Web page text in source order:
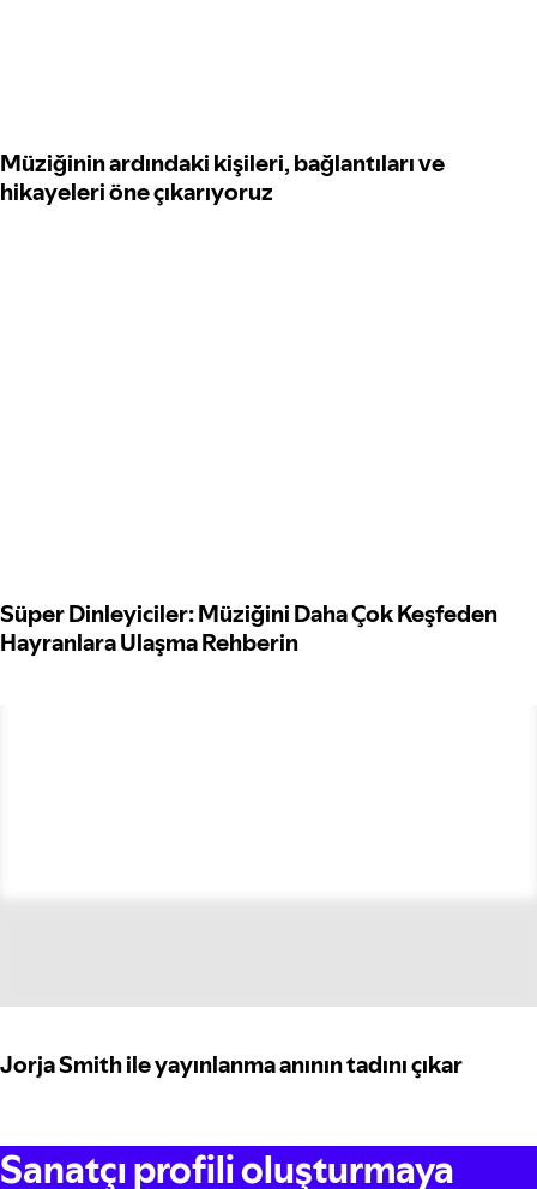
Müziğinin ardındaki kişileri, bağlantıları ve
hikayeleri öne çıkarıyoruz
Süper Dinleyiciler: Müziğini Daha Çok Keşfeden
Hayranlara Ulaşma Rehberin
Jorja Smith ile yayınlanma anının tadını çıkar
Sanatçı profili oluşturmaya